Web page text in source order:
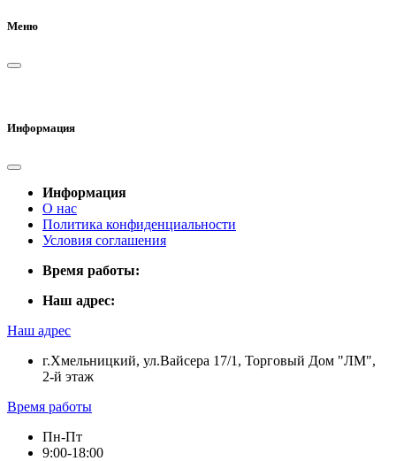
Меню
Информация
Информация
О нас
Политика конфиденциальности
Условия соглашения
Время работы:
Наш адрес:
Наш адрес
г.Хмельницкий, ул.Вайсера 17/1, Торговый Дом "ЛМ",
2-й этаж
Время работы
Пн-Пт
9:00-18:00